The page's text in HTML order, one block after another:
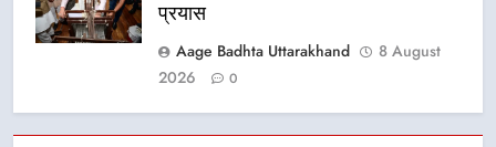
प्रयास
Aage Badhta Uttarakhand
8 August
2026
0